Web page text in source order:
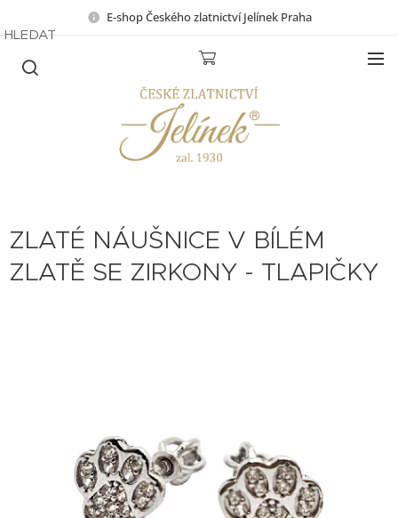
E-shop Českého zlatnictví Jelínek Praha
HLEDAT
ZLATÉ NÁUŠNICE V BÍLÉM
ZLATĚ SE ZIRKONY - TLAPIČKY